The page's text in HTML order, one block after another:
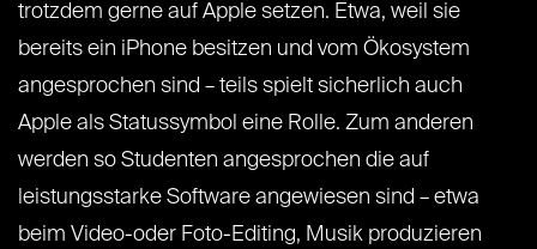
trotzdem gerne auf Apple setzen. Etwa, weil sie
bereits ein iPhone besitzen und vom Ökosystem
angesprochen sind – teils spielt sicherlich auch
Apple als Statussymbol eine Rolle. Zum anderen
werden so Studenten angesprochen die auf
leistungsstarke Software angewiesen sind – etwa
beim Video-oder Foto-Editing, Musik produzieren